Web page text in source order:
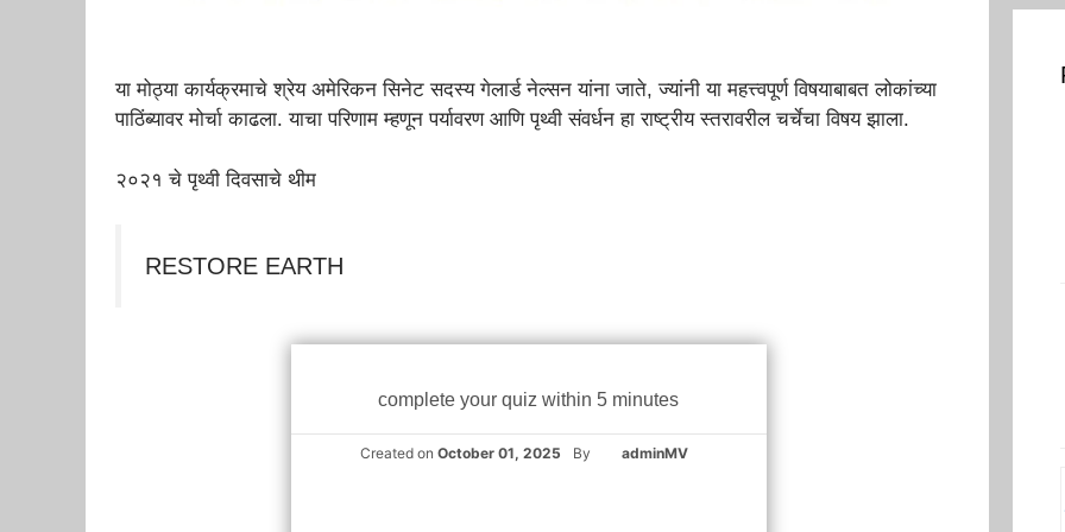
या मोठ्या कार्यक्रमाचे श्रेय अमेरिकन सिनेट सदस्य गेलार्ड नेल्सन यांना जाते, ज्यांनी या महत्त्वपूर्ण विषयाबाबत लोकांच्या
पाठिंब्यावर मोर्चा काढला. याचा परिणाम म्हणून पर्यावरण आणि पृथ्वी संवर्धन हा राष्ट्रीय स्तरावरील चर्चेचा विषय झाला.
२०२१ चे पृथ्वी दिवसाचे थीम
RESTORE EARTH
complete your quiz within 5 minutes
Created on October 01, 2025 By adminMV